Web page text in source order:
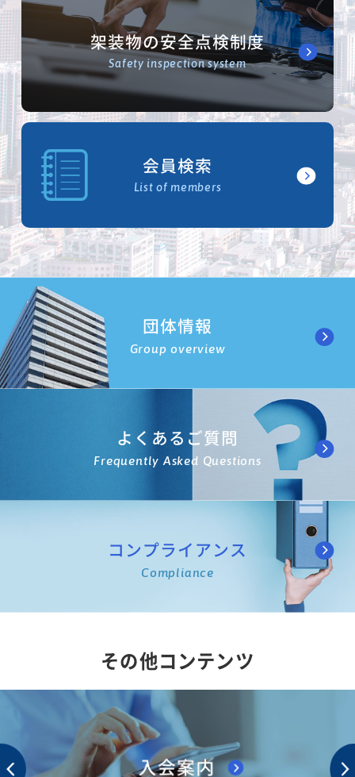
架装物の安全点検制度
Safety inspection system
会員検索
List of members
団体情報
Group overview
よくあるご質問
Frequently Asked Questions
コンプライアンス
Compliance
その他コンテンツ